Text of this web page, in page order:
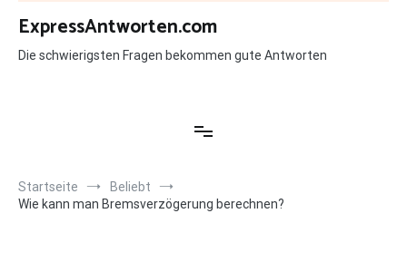
Zum
Inhalt
springen
ExpressAntworten.com
Die schwierigsten Fragen bekommen gute Antworten
Startseite
Beliebt
Wie kann man Bremsverzögerung berechnen?